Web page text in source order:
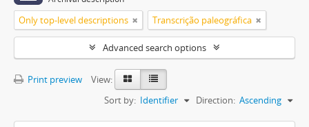
Only top-level descriptions Transcrição paleográfica
Advanced search options
Print preview
View:
Sort by: Identifier Direction: Ascending